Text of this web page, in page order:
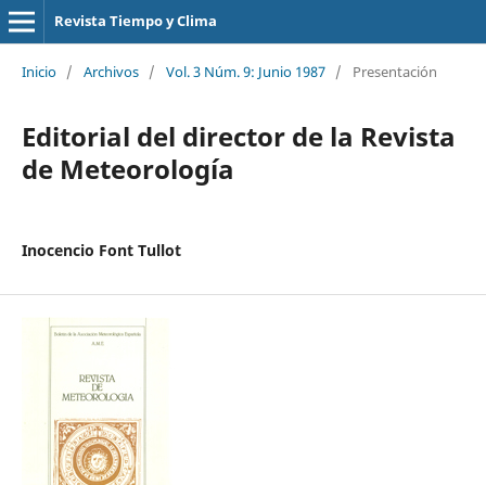
Revista Tiempo y Clima
Inicio / Archivos / Vol. 3 Núm. 9: Junio 1987 / Presentación
Editorial del director de la Revista
de Meteorología
Inocencio Font Tullot